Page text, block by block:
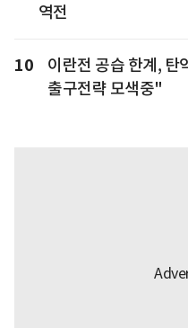
역전
10
이란전 공습 한계,
출구전략 모색중"